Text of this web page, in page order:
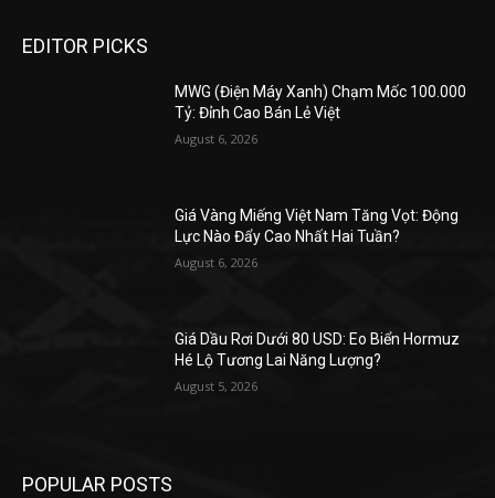
EDITOR PICKS
MWG (Điện Máy Xanh) Chạm Mốc 100.000
Tỷ: Đỉnh Cao Bán Lẻ Việt
August 6, 2026
Giá Vàng Miếng Việt Nam Tăng Vọt: Động
Lực Nào Đẩy Cao Nhất Hai Tuần?
August 6, 2026
Giá Dầu Rơi Dưới 80 USD: Eo Biển Hormuz
Hé Lộ Tương Lai Năng Lượng?
August 5, 2026
POPULAR POSTS